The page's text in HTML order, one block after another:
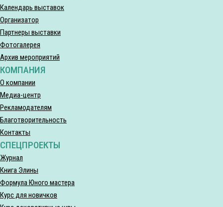
Календарь выставок
Организатор
Партнеры выставки
Фотогалерея
Архив мероприятий
КОМПАНИЯ
О компании
Медиа-центр
Рекламодателям
Благотворительность
Контакты
СПЕЦПРОЕКТЫ
Журнал
Книга Элины
Формула Юного мастера
Курс для новичков